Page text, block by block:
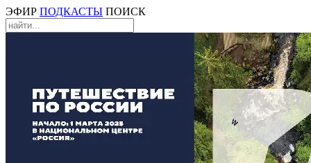
ЭФИР ПОДКАСТЫ ПОИСК